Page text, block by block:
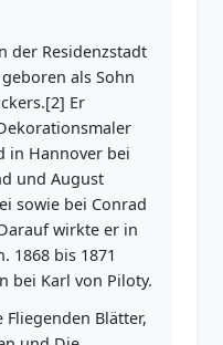
der Residenzstadt
als Sohn
Er
in Hannover bei
und August
sowie bei Conrad
wirkte er in
1868 bis 1871
bei Karl von Piloty.
Blätter,